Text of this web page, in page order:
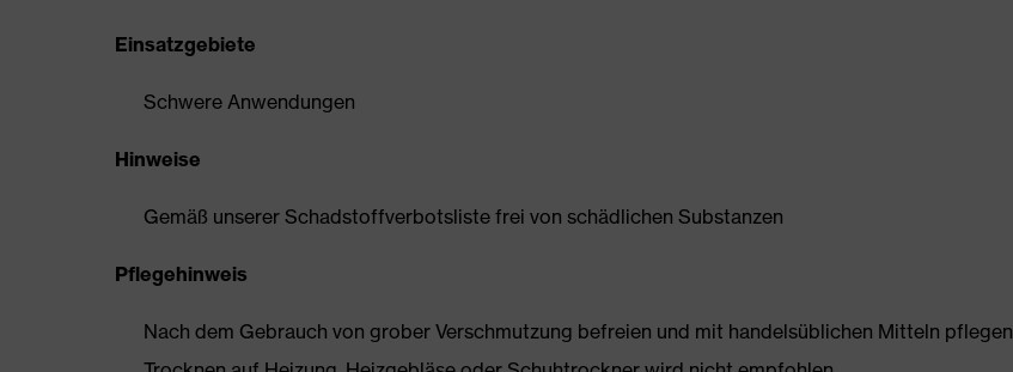
Einsatzgebiete
Schwere Anwendungen
Hinweise
Gemäß unserer Schadstoffverbotsliste frei von schädlichen Substanzen
Pflegehinweis
Nach dem Gebrauch von grober Verschmutzung befreien und mit handelsüblichen Mitteln pflegen